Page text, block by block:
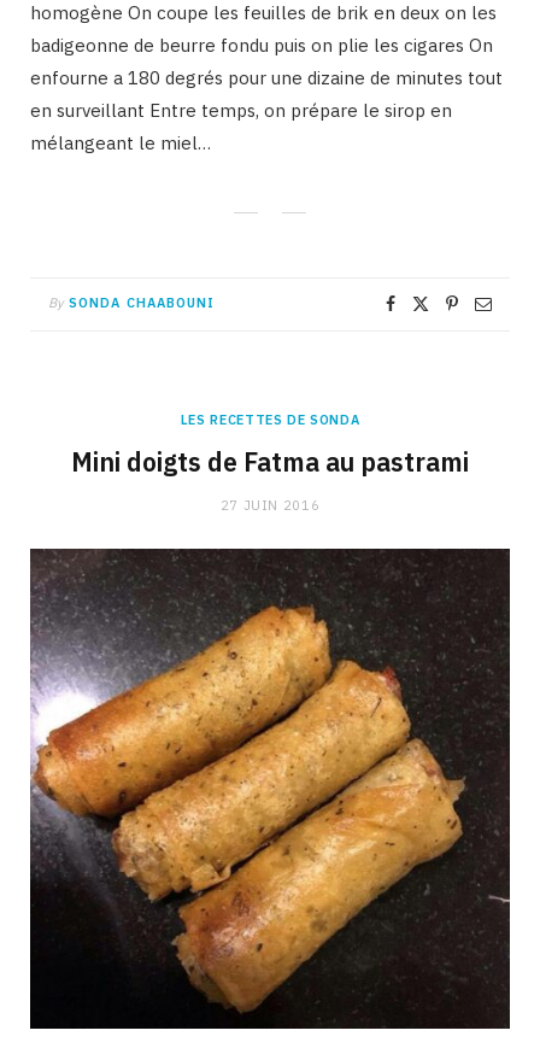
homogène On coupe les feuilles de brik en deux on les
badigeonne de beurre fondu puis on plie les cigares On
enfourne a 180 degrés pour une dizaine de minutes tout
en surveillant Entre temps, on prépare le sirop en
mélangeant le miel…
By SONDA CHAABOUNI
LES RECETTES DE SONDA
Mini doigts de Fatma au pastrami
27 JUIN 2016